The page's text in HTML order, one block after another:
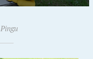
Pingu